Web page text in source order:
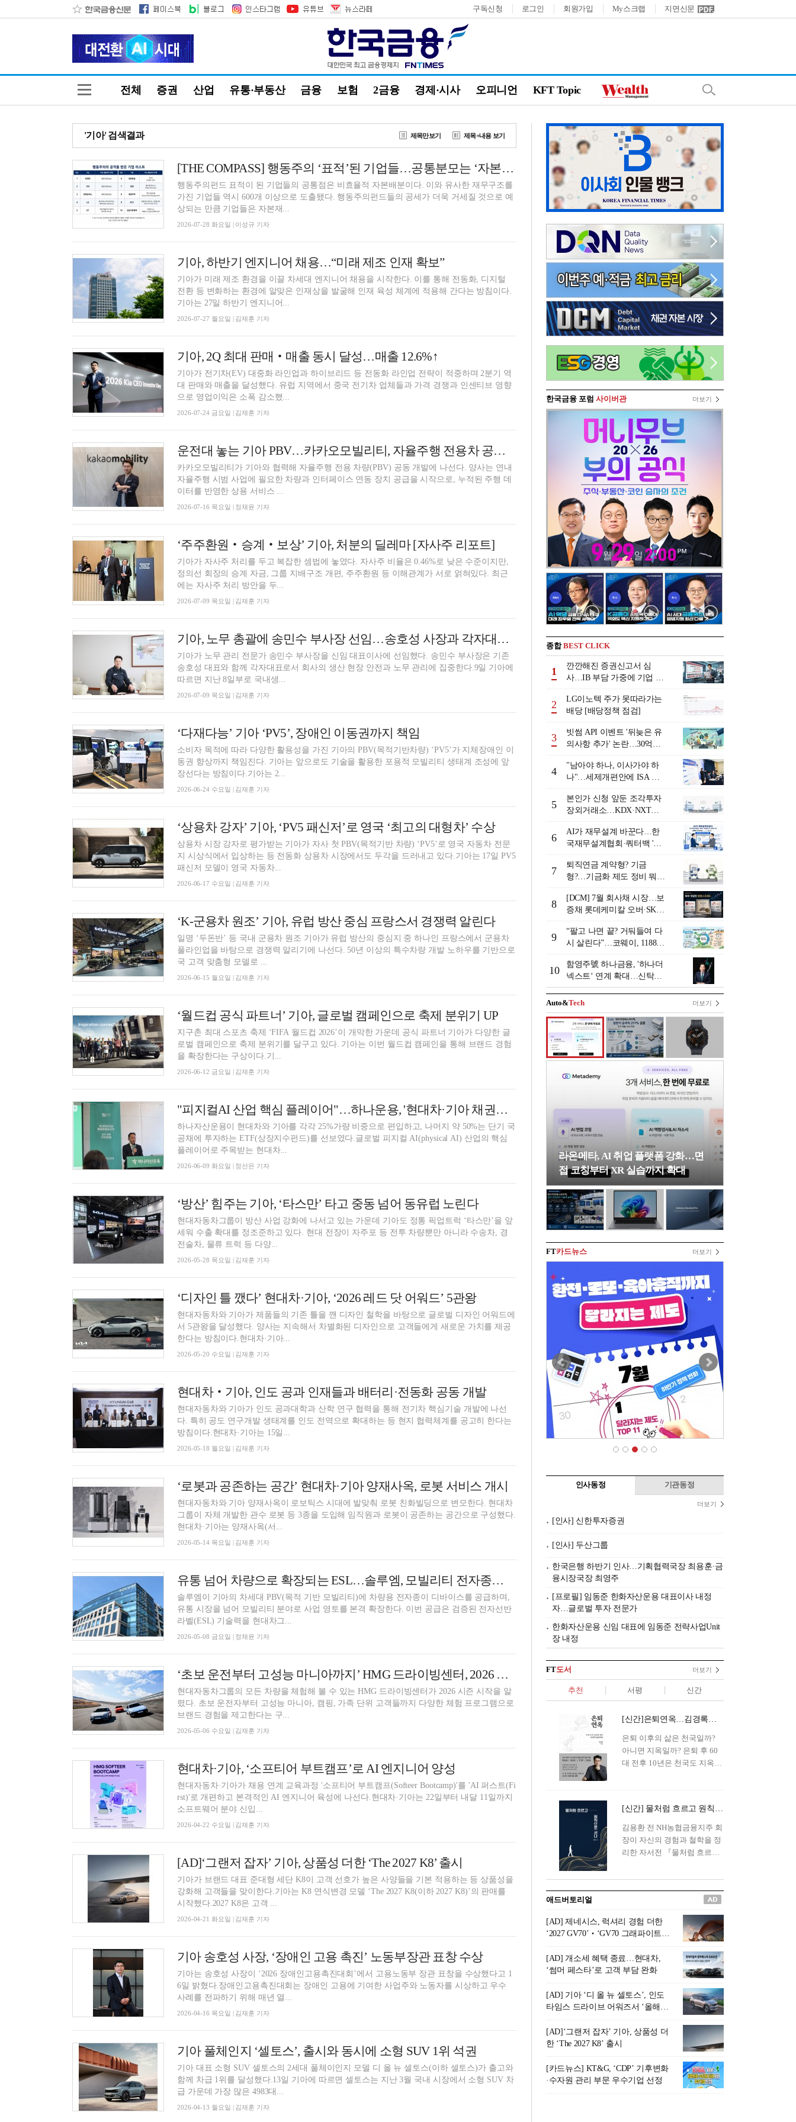
구독신청 로그인 회원가입 My스크랩 지면신문
전체 증권 산업 유통·부동산 금융 보험 2금융 경제·시사 오피니언 KFT Topic
'기아' 검색결과 제목만보기 제목+내용 보기
[THE COMPASS] 행동주의 ‘표적’된 기업들…공통분모는 ‘자본배분 미흡’
행동주의펀드 표적이 된 기업들의 공통점은 비효율적 자본배분이다. 이와 유사한 재무구조를
가진 기업들 역시 600개 이상으로 도출됐다. 행동주의펀드들의 공세가 더욱 거세질 것으로 예
상되는 만큼 기업들은 자본재...
2026-07-28 화요일 | 이성규 기자
기아, 하반기 엔지니어 채용…“미래 제조 인재 확보”
기아가 미래 제조 환경을 이끌 차세대 엔지니어 채용을 시작한다. 이를 통해 전동화, 디지털
전환 등 변화하는 환경에 알맞은 인재상을 발굴해 인재 육성 체계에 적용해 간다는 방침이다.
기아는 27일 하반기 엔지니어...
2026-07-27 월요일 | 김재훈 기자
기아, 2Q 최대 판매‧매출 동시 달성…매출 12.6%↑
기아가 전기차(EV) 대중화 라인업과 하이브리드 등 전동화 라인업 전략이 적중하며 2분기 역
대 판매와 매출을 달성했다. 유럽 지역에서 중국 전기차 업체들과 가격 경쟁과 인센티브 영향
으로 영업이익은 소폭 감소했...
2026-07-24 금요일 | 김재훈 기자
운전대 놓는 기아 PBV…카카오모빌리티, 자율주행 전용차 공동 개발
카카오모빌리티가 기아와 협력해 자율주행 전용 차량(PBV) 공동 개발에 나선다. 양사는 연내
자율주행 시범 사업에 필요한 차량과 인터페이스 연동 장치 공급을 시작으로, 누적된 주행 데
이터를 반영한 상용 서비스 ...
2026-07-16 목요일 | 정채윤 기자
‘주주환원‧승계‧보상’ 기아, 처분의 딜레마 [자사주 리포트]
기아가 자사주 처리를 두고 복잡한 셈법에 놓였다. 자사주 비율은 0.46%로 낮은 수준이지만,
정의선 회장의 승계 자금, 그룹 지배구조 개편, 주주환원 등 이해관계가 서로 얽혀있다. 최근
에는 자사주 처리 방안을 두...
2026-07-09 목요일 | 김재훈 기자
기아, 노무 총괄에 송민수 부사장 선임…송호성 사장과 각자대표 체제
기아가 노무 관리 전문가 송민수 부사장을 신임 대표이사에 선임했다. 송민수 부사장은 기존
송호성 대표와 함께 각자대표로서 회사의 생산 현장 안전과 노무 관리에 집중한다.9일 기아에
따르면 지난 8일부로 국내생...
2026-07-09 목요일 | 김재훈 기자
‘다재다능’ 기아 ‘PV5’, 장애인 이동권까지 책임
소비자 목적에 따라 다양한 활용성을 가진 기아의 PBV(목적기반차량) ‘PV5’가 지체장애인 이
동권 향상까지 책임진다. 기아는 앞으로도 기술을 활용한 포용적 모빌리티 생태계 조성에 앞
장선다는 방침이다.기아는 2...
2026-06-24 수요일 | 김재훈 기자
‘상용차 강자’ 기아, ‘PV5 패신저’로 영국 ‘최고의 대형차’ 수상
상용차 시장 강자로 평가받는 기아가 자사 첫 PBV(목적기반 차량) ‘PV5’로 영국 자동차 전문
지 시상식에서 입상하는 등 전동화 상용차 시장에서도 두각을 드러내고 있다.기아는 17일 PV5
패신저 모델이 영국 자동차...
2026-06-17 수요일 | 김재훈 기자
‘K-군용차 원조’ 기아, 유럽 방산 중심 프랑스서 경쟁력 알린다
일명 ‘두돈반’ 등 국내 군용차 원조 기아가 유럽 방산의 중심지 중 하나인 프랑스에서 군용차
풀라인업을 바탕으로 경쟁력 알리기에 나선다. 50년 이상의 특수차량 개발 노하우를 기반으로
국 고객 맞춤형 모델로 ...
2026-06-15 월요일 | 김재훈 기자
‘월드컵 공식 파트너’ 기아, 글로벌 캠페인으로 축제 분위기 UP
지구촌 최대 스포츠 축제 ‘FIFA 월드컵 2026’이 개막한 가운데 공식 파트너 기아가 다양한 글
로벌 캠페인으로 축제 분위기를 달구고 있다. 기아는 이번 월드컵 캠페인을 통해 브랜드 경험
을 확장한다는 구상이다.기...
2026-06-12 금요일 | 김재훈 기자
"피지컬AI 산업 핵심 플레이어"…하나운용, '현대차·기아 채권혼합 ETF' 상장 [ETF 통신]
하나자산운용이 현대차와 기아를 각각 25%가량 비중으로 편입하고, 나머지 약 50%는 단기 국
공채에 투자하는 ETF(상장지수펀드)를 선보였다.글로벌 피지컬 AI(physical AI) 산업의 핵심
플레이어로 주목받는 현대차...
2026-06-09 화요일 | 정선은 기자
‘방산’ 힘주는 기아, ‘타스만’ 타고 중동 넘어 동유럽 노린다
현대자동차그룹이 방산 사업 강화에 나서고 있는 가운데 기아도 정통 픽업트럭 ‘타스만’을 앞
세워 수출 확대를 정조준하고 있다. 현대 전장이 자주포 등 전투 차량뿐만 아니라 수송차, 경
전술차, 물류 트럭 등 다양...
2026-05-28 목요일 | 김재훈 기자
‘디자인 틀 깼다’ 현대차·기아, ‘2026 레드 닷 어워드’ 5관왕
현대자동차와 기아가 제품들의 기존 틀을 깬 디자인 철학을 바탕으로 글로벌 디자인 어워드에
서 5관왕을 달성했다. 양사는 지속해서 차별화된 디자인으로 고객들에게 새로운 가치를 제공
한다는 방침이다.현대차·기아...
2026-05-20 수요일 | 김재훈 기자
현대차‧기아, 인도 공과 인재들과 배터리·전동화 공동 개발
현대자동차와 기아가 인도 공과대학과 산학 연구 협력을 통해 전기차 핵심기술 개발에 나선
다. 특히 공도 연구개발 생태계를 인도 전역으로 확대하는 등 현지 협력체계를 공고히 한다는
방침이다.현대차·기아는 15일...
2026-05-18 월요일 | 김재훈 기자
‘로봇과 공존하는 공간’ 현대차·기아 양재사옥, 로봇 서비스 개시
현대자동차와 기아 양재사옥이 로보틱스 시대에 발맞춰 로봇 친화빌딩으로 변모한다. 현대차
그룹이 자체 개발한 관수 로봇 등 3종을 도입해 임직원과 로봇이 공존하는 공간으로 구성했다.
현대차·기아는 양재사옥(서...
2026-05-14 목요일 | 김재훈 기자
유통 넘어 차량으로 확장되는 ESL…솔루엠, 모빌리티 전자종이 시장 진출
솔루엠이 기아의 차세대 PBV(목적 기반 모빌리티)에 차량용 전자종이 디바이스를 공급하며,
유통 시장을 넘어 모빌리티 분야로 사업 영토를 본격 확장한다. 이번 공급은 검증된 전자선반
라벨(ESL) 기술력을 현대차그...
2026-05-08 금요일 | 정채윤 기자
‘초보 운전부터 고성능 마니아까지’ HMG 드라이빙센터, 2026 시즌 오픈
현대자동차그룹의 모든 차량을 체험해 볼 수 있는 HMG 드라이빙센터가 2026 시즌 시작을 알
렸다. 초보 운전자부터 고성능 마니아, 캠핑, 가족 단위 고객들까지 다양한 체험 프로그램으로
브랜드 경험을 제고한다는 구...
2026-05-06 수요일 | 김재훈 기자
현대차·기아, ‘소프티어 부트캠프’로 AI 엔지니어 양성
현대자동차·기아가 채용 연계 교육과정 '소프티어 부트캠프(Softeer Bootcamp)'를 'AI 퍼스트(Fi
rst)'로 개편하고 본격적인 AI 엔지니어 육성에 나선다.현대차·기아는 22일부터 내달 11일까지
소프트웨어 분야 신입...
2026-04-22 수요일 | 김재훈 기자
[AD]‘그랜저 잡자’ 기아, 상품성 더한 ‘The 2027 K8’ 출시
기아가 브랜드 대표 준대형 세단 K8이 고객 선호가 높은 사양들을 기본 적용하는 등 상품성을
강화해 고객들을 맞이한다.기아는 K8 연식변경 모델 ‘The 2027 K8(이하 2027 K8)’의 판매를
시작했다.2027 K8은 고객 ...
2026-04-21 화요일 | 김재훈 기자
기아 송호성 사장, ‘장애인 고용 촉진’ 노동부장관 표창 수상
기아는 송호성 사장이 ‘2026 장애인고용촉진대회’에서 고용노동부 장관 표창을 수상했다고 1
6일 밝혔다.장애인고용촉진대회는 장애인 고용에 기여한 사업주와 노동자를 시상하고 우수
사례를 전파하기 위해 매년 열...
2026-04-16 목요일 | 김재훈 기자
기아 풀체인지 ‘셀토스’, 출시와 동시에 소형 SUV 1위 석권
기아 대표 소형 SUV 셀토스의 2세대 풀체이인지 모델 디 올 뉴 셀토스(이하 셀토스)가 출고와
함께 차급 1위를 달성했다.13일 기아에 따르면 셀토스는 지난 3월 국내 시장에서 소형 SUV 차
급 가운데 가장 많은 4983대...
2026-04-13 월요일 | 김재훈 기자
한국금융 포럼 사이버관 더보기
종합BEST CLICK
1
깐깐해진 증권신고서 심
사…IB 부담 가중에 기업 자
2
LG이노텍 주가 못따라가는
배당 [배당정책 점검]
3
빗썸 API 이벤트 '뒤늦은 유
의사항 추가' 논란…30억원
발
4
"남아야 하나, 이사가야 하
나"…세제개편안에 ISA 투
5
본인가 신청 앞둔 조각투자
장외거래소…KDX·NXT컨
6
AI가 재무설계 바꾼다…한
국재무설계협회·쿼터백 '베
7
퇴직연금 계약형? 기금
형?…기금화 제도 정비 뭐길
(상)]
8
[DCM] 7월 회사채 시장…보
증채 롯데케미칼 오버·SK에
9
“팔고 나면 끝? 거둬들여 다
시 살린다”…코웨이, 1188만
10
함영주號 하나금융, '하나더
넥스트‘ 연계 확대…신탁수
수료 2배 증가 효과 [금융 시
니어 비즈니스 돋보기]
Auto&Tech 더보기
라온메타, AI 취업 플랫폼 강화…면
접 코칭부터 XR 실습까지 확대
FT카드뉴스 더보기
인사동정 기관동정
더보기
[인사] 신한투자증권
[인사] 두산그룹
한국은행 하반기 인사…기획협력국장 최용훈·금
융시장국장 최영주
[프로필] 임동준 한화자산운용 대표이사 내정
자…글로벌 투자 전문가
한화자산운용 신임 대표에 임동준 전략사업Unit
장 내정
FT도서 더보기
추천 서평 신간
[신간]은퇴연옥…김경록의 은퇴 후 삶의 나침반
은퇴 이후의 삶은 천국일까?
아니면 지옥일까? 은퇴 후 60
대 전후 10년은 천국도 지옥도
은퇴 설계를 가이드해 온 김경
록 옵투스자산운용의 고문이
신간 『은퇴연옥』을 내놓았
다.단테는 지옥을 '모든 희망을
록 고문은 새로운 시각을 제시
0년의 과도기는 지옥이 아니라
정화와 성장의 공간인 ‘은퇴연
옥(Purgatory)’이라는 것이다.
연옥은 고통스럽지만 끝이 있
으며, 준비를 통해 천국으로 나
아갈 수 있는 희망의 장소라고
말한
[신간] 물처럼 흐르고 원칙으로 서다…김용환의 통찰을 담다
김용환 전 NH농협금융지주 회
장이 자신의 경험과 철학을 정
리한 자서전 『물처럼 흐르고
통 관료 출신으로 한국 금융의
주요 변곡점마다 중요한 역할
을 하고 금융 경영인으로서 큰
족적을 남긴 김 전 회장이 후배
세대에게 전하는 삶의 조언을
담은 인생 노트다.『물처럼 흐
르고 원칙으로 서다』는 단순
한 자서전을 넘어, 실패를 두려
워하지 않는 용기와 자신에 대
한 믿음이 어떻게 삶을 풍요롭
게 만드는지를 보여주는 지혜
의 보고로 평가된다.김용환 전
회장은 “인생의 목표가 크더라
도 조급해하지 말고 작은 것부
터 하나 하나 성취해 나가
라”고 조언한다. 뼈아픈 실패
조차 성공의 뼈대가 된다는 긍
애드버토리얼
[AD] 제네시스, 럭셔리 경험 더한
‘2027 GV70’‧‘GV70 그래파이트’
[AD] 개소세 혜택 종료…현대차,
‘썸머 페스타’로 고객 부담 완화
[AD] 기아 ‘디 올 뉴 셀토스’, 인도
타임스 드라이브 어워즈서 ‘올해의
[AD]‘그랜저 잡자’ 기아, 상품성 더
한 ‘The 2027 K8’ 출시
[카드뉴스] KT&G, ‘CDP’ 기후변화
·수자원 관리 부문 우수기업 선정